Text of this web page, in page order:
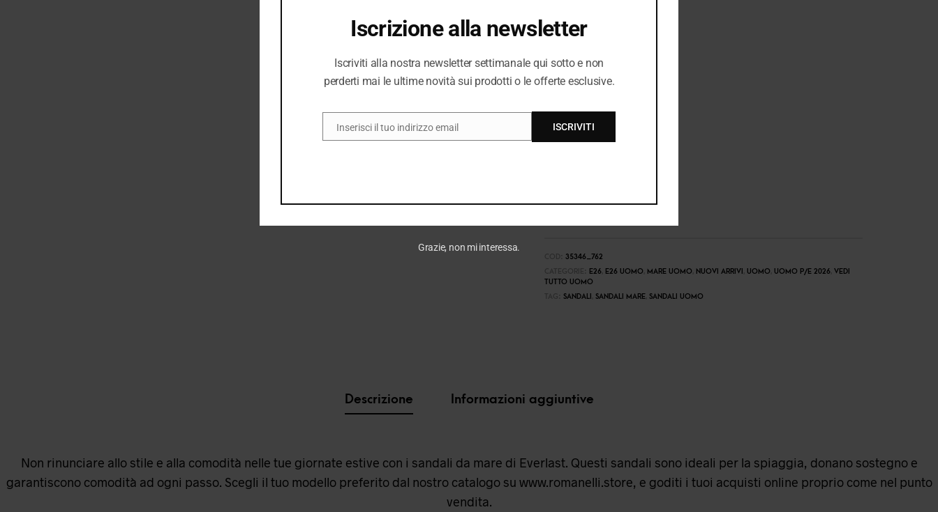
35346_762
E26, E26 UOMO MARE UOMO NUOVI ARRIVI UOMO UOMO P/E 2026, VEDI
TUTTO UOMO
SANDALI SANDALI MARE, SANDALI UOMO
Descrizione Informazioni aggiuntive
Non rinunciare allo stile e alla comodità nelle tue giornate estive con i sandali da mare di Everlast. Questi sandali sono ideali per la spiaggia, donano sostegno e
garantiscono comodità ad ogni passo. Scegli il tuo modello preferito dal nostro catalogo su www.romanelli.store, e goditi i tuoi acquisti online proprio come nel punto
vendita.
Iscrizione alla newsletter
Iscriviti alla nostra newsletter settimanale qui sotto e non
perderti mai le ultime novità sui prodotti o le offerte esclusive.
EMAIL
Inserisci il tuo indirizzo email ISCRIVITI
Grazie, non mi interessa.